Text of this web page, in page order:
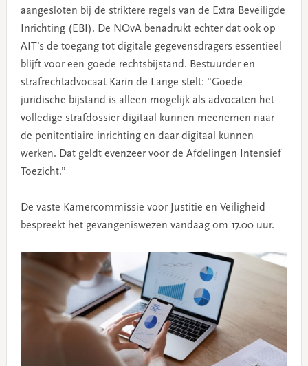
aangesloten bij de striktere regels van de Extra Beveiligde
Inrichting (EBI). De NOvA benadrukt echter dat ook op
AIT’s de toegang tot digitale gegevensdragers essentieel
blijft voor een goede rechtsbijstand. Bestuurder en
strafrechtadvocaat Karin de Lange stelt: “Goede
juridische bijstand is alleen mogelijk als advocaten het
volledige strafdossier digitaal kunnen meenemen naar
de penitentiaire inrichting en daar digitaal kunnen
werken. Dat geldt evenzeer voor de Afdelingen Intensief
Toezicht.”
De vaste Kamercommissie voor Justitie en Veiligheid
bespreekt het gevangeniswezen vandaag om 17.00 uur.